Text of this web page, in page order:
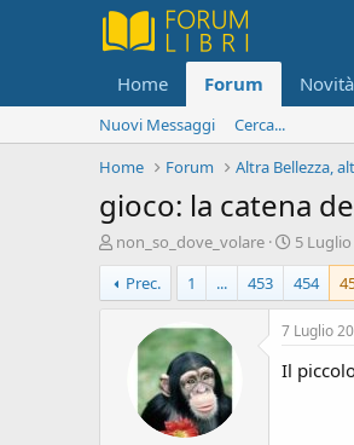
Home Forum Novità
Nuovi Messaggi
Cerca...
Home
Forum Altra Bellezza,
gioco: la catena
C
r
e
a
non_so_dove_volare
D
a
t
a
d
5
Prec.
1 ... 453 454
7 Luglio
Il